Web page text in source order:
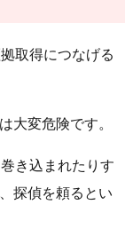
取得につなげる
大変危険です。
き込まれたりす
探偵を頼るとい